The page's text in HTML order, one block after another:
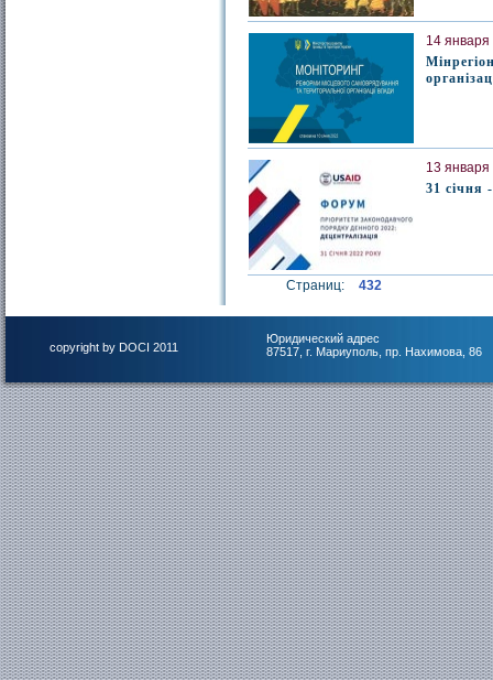
14 января
13 января
31 січня
Страниц: 432
copyright by DOCI 2011
Юридический адрес
87517, г. Мариуполь, пр. Нахимова, 86